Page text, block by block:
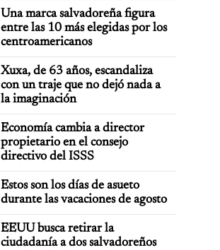
Una marca salvadoreña figura
entre las 10 más elegidas por los
centroamericanos
Xuxa, de 63 años, escandaliza
con un traje que no dejó nada a
la imaginación
Economía cambia a director
propietario en el consejo
directivo del ISSS
Estos son los días de asueto
durante las vacaciones de agosto
EEUU busca retirar la
ciudadanía a dos salvadoreños